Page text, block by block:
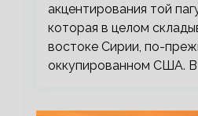
акцентирования той
которая в целом
востоке Сирии, по-
оккупированном США. В